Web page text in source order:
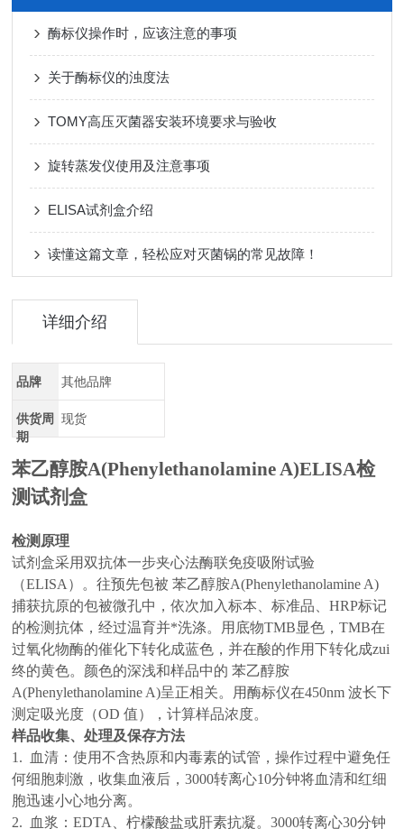
酶标仪操作时，应该注意的事项
关于酶标仪的浊度法
TOMY高压灭菌器安装环境要求与验收
旋转蒸发仪使用及注意事项
ELISA试剂盒介绍
读懂这篇文章，轻松应对灭菌锅的常见故障！
详细介绍
品牌 其他品牌
供货周
期
现货
苯乙醇胺A(Phenylethanolamine A)ELISA检
测试剂盒
检测原理
试剂盒采用双抗体一步夹心法酶联免疫吸附试验
（ELISA）。往预先包被 苯乙醇胺A(Phenylethanolamine A)
捕获抗原的包被微孔中，依次加入标本、标准品、HRP标记
的检测抗体，经过温育并*洗涤。用底物TMB显色，TMB在
过氧化物酶的催化下转化成蓝色，并在酸的作用下转化成zui
终的黄色。颜色的深浅和样品中的 苯乙醇胺
A(Phenylethanolamine A)呈正相关。用酶标仪在450nm 波长下
测定吸光度（OD 值），计算样品浓度。
样品收集、处理及保存方法
1. 血清：使用不含热原和内毒素的试管，操作过程中避免任
何细胞刺激，收集血液后，3000转离心10分钟将血清和红细
胞迅速小心地分离。
2. 血浆：EDTA、柠檬酸盐或肝素抗凝。3000转离心30分钟